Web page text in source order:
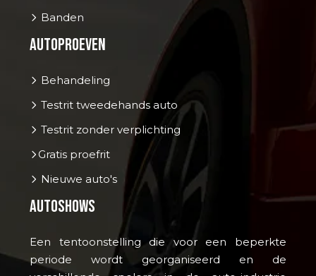
Banden
Autoproeven
Behandeling
Testrit tweedehands auto
Testrit zonder verplichting
Gratis proefrit
Nieuwe auto's
Autoshows
Een tentoonstelling die voor een beperkte
periode wordt georganiseerd en de